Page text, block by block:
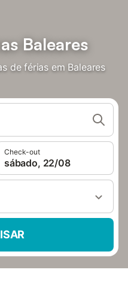
Baleares
de férias em Baleares
Check-out
sábado, 22/08